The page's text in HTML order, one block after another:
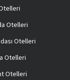
Otelleri
Otelleri
Otelleri
Otelleri